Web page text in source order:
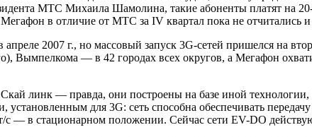
МТС Михаила Шамолина, такие абоненты платят на 20-
в отличие от МТС за IV квартал пока не отчитались
2007 г., но массовый запуск 3G-сетей пришелся на
Вымпелкома — в 42 городах всех округов, а Мегафон
линк — правда, они построены на базе иной
установленным для 3G: сеть способна обеспечивать
в стационарном положении. Сейчас сети EV-DO